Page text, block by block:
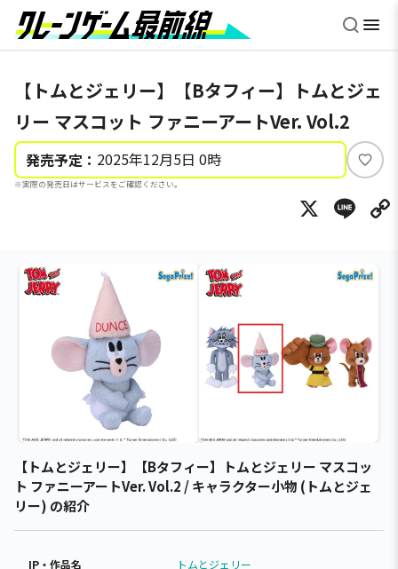
【トムとジェリー】【Bタフィー】トムとジェ
リー マスコット ファニーアートVer. Vol.2
発売予定： 2025年12月5日 0時
※実際の発売日はサービスをご確認ください。
い
ね
X
【トムとジェリー】【Bタフィー】トムとジェリー マスコッ
ト ファニーアートVer. Vol.2 / キャラクター小物 (トムとジェ
リー) の紹介
IP・作品名 トムとジェリー